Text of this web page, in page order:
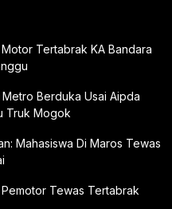
Tertabrak KA Bandara
Berduka Usai Aipda
Truk Mogok
Mahasiswa Di Maros Tewas
Tewas Tertabrak